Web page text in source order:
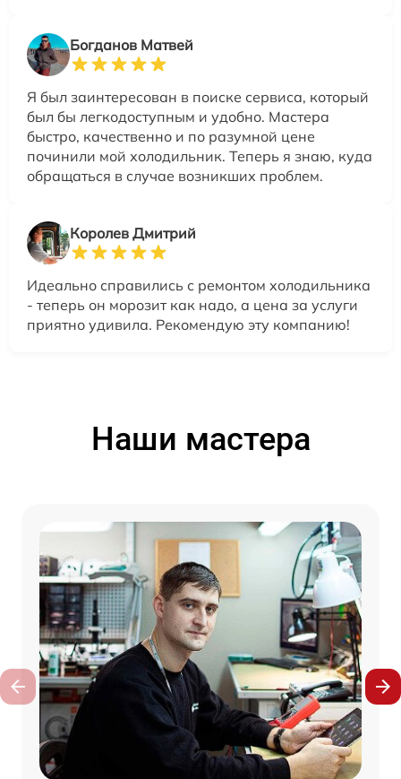
Богданов Матвей
Я был заинтересован в поиске сервиса, который
был бы легкодоступным и удобно. Мастера
быстро, качественно и по разумной цене
починили мой холодильник. Теперь я знаю, куда
обращаться в случае возникших проблем.
Королев Дмитрий
Идеально справились с ремонтом холодильника
- теперь он морозит как надо, а цена за услуги
приятно удивила. Рекомендую эту компанию!
Наши мастера